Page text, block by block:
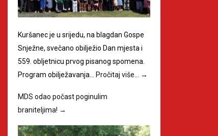
Kuršanec je u srijedu, na blagdan Gospe
Snježne, svečano obilježio Dan mjesta i
559. obljetnicu prvog pisanog spomena.
Program obilježavanja…
Pročitaj više… →
MDS odao počast poginulim
braniteljima! →